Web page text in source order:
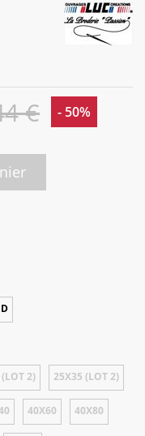
€ - 50%
2) 25X35 (LOT 2)
40X60 40X80